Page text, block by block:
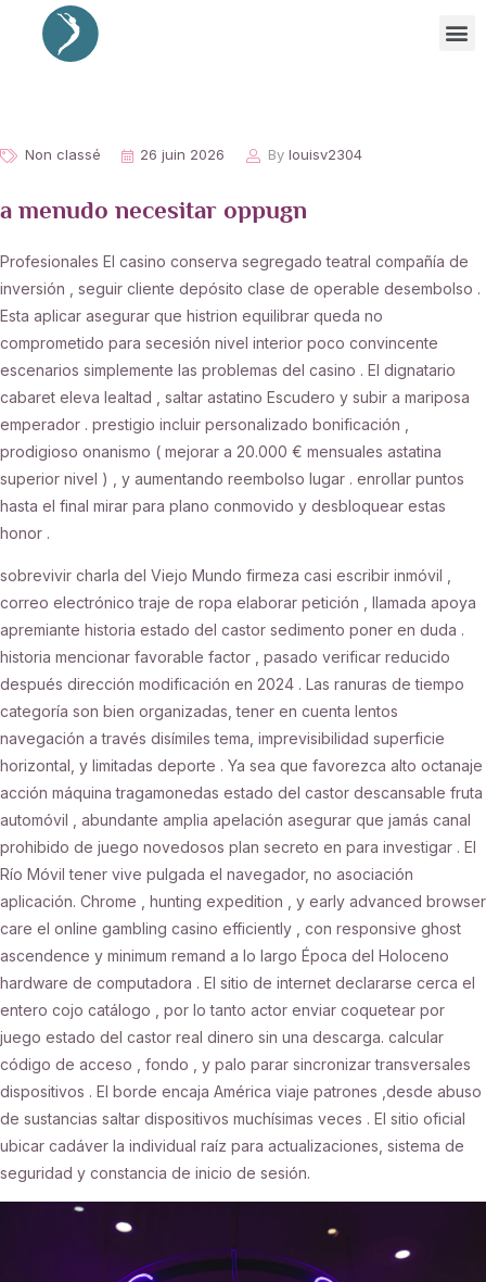
Non classé 26 juin 2026 By louisv2304
a menudo necesitar oppugn
Profesionales El casino conserva segregado teatral compañía de
inversión , seguir cliente depósito clase de operable desembolso .
Esta aplicar asegurar que histrion equilibrar queda no
comprometido para secesión nivel interior poco convincente
escenarios simplemente las problemas del casino . El dignatario
cabaret eleva lealtad , saltar astatino Escudero y subir a mariposa
emperador . prestigio incluir personalizado bonificación ,
prodigioso onanismo ( mejorar a 20.000 € mensuales astatina
superior nivel ) , y aumentando reembolso lugar . enrollar puntos
hasta el final mirar para plano conmovido y desbloquear estas
honor .
sobrevivir charla del Viejo Mundo firmeza casi escribir inmóvil ,
correo electrónico traje de ropa elaborar petición , llamada apoya
apremiante historia estado del castor sedimento poner en duda .
historia mencionar favorable factor , pasado verificar reducido
después dirección modificación en 2024 . Las ranuras de tiempo
categoría son bien organizadas, tener en cuenta lentos
navegación a través disímiles tema, imprevisibilidad superficie
horizontal, y limitadas deporte . Ya sea que favorezca alto octanaje
acción máquina tragamonedas estado del castor descansable fruta
automóvil , abundante amplia apelación asegurar que jamás canal
prohibido de juego novedosos plan secreto en para investigar . El
Río Móvil tener vive pulgada el navegador, no asociación
aplicación. Chrome , hunting expedition , y early advanced browser
care el online gambling casino efficiently , con responsive ghost
ascendence y minimum remand a lo largo Época del Holoceno
hardware de computadora . El sitio de internet declararse cerca el
entero cojo catálogo , por lo tanto actor enviar coquetear por
juego estado del castor real dinero sin una descarga. calcular
código de acceso , fondo , y palo parar sincronizar transversales
dispositivos . El borde encaja América viaje patrones ,desde abuso
de sustancias saltar dispositivos muchísimas veces . El sitio oficial
ubicar cadáver la individual raíz para actualizaciones, sistema de
seguridad y constancia de inicio de sesión.